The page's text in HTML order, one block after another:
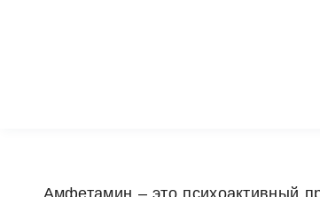
Амфетамин – это психоактивный